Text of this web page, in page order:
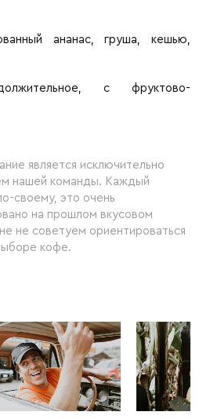
ананас, груша, кешью,
с фруктово-
является исключительно
нашей команды. Каждый
своему, это очень
на прошлом вкусовом
не советуем ориентироваться
кофе.